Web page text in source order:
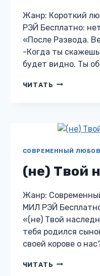
Жанр: Короткий
РЭЙ Бесплатно:
«После Развода.
-Когда ты
будет видно. Ты
ЧИТАТЬ ПОСЛЕ
СЕМЬЮ
СОВРЕМЕННЫЙ
(не) Твой
Жанр:
МИЛ РЭЙ
«(не) Твой
тебя родился
своей корове о
ЧИТАТЬ (НЕ)